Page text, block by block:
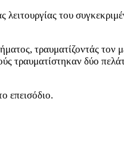
του
τραυματίζοντάς τον
τραυματίστηκαν δύο
επεισόδιο.